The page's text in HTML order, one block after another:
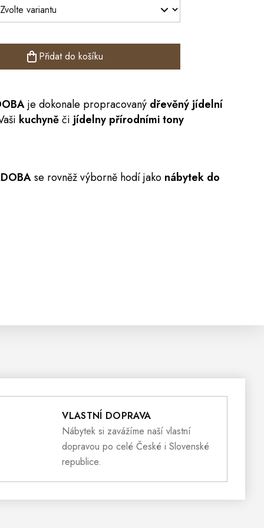
Přidat do košíku
je dokonale propracovaný dřevěný jídelní
kuchyněči jídelny přírodními tony
se rovněž výborně hodí jako nábytek do
VLASTNÍ DOPRAVA
Nábytek si zavážíme naší vlastní
dopravou po celé České i Slovenské
republice.